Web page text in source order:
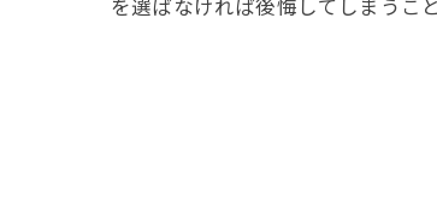
を選ばなければ後悔してしまうこ